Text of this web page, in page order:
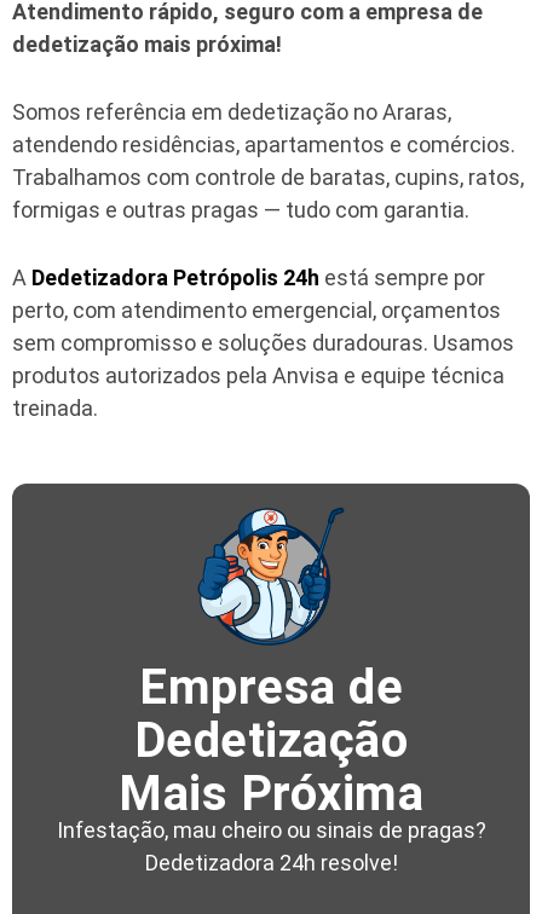
Atendimento rápido, seguro com a empresa de
dedetização mais próxima!
Somos referência em dedetização no Araras,
atendendo residências, apartamentos e comércios.
Trabalhamos com controle de baratas, cupins, ratos,
formigas e outras pragas — tudo com garantia.
A Dedetizadora Petrópolis 24h está sempre por
perto, com atendimento emergencial, orçamentos
sem compromisso e soluções duradouras. Usamos
produtos autorizados pela Anvisa e equipe técnica
treinada.
Empresa de
Dedetização
Mais Próxima
Infestação, mau cheiro ou sinais de pragas?
Dedetizadora 24h resolve!